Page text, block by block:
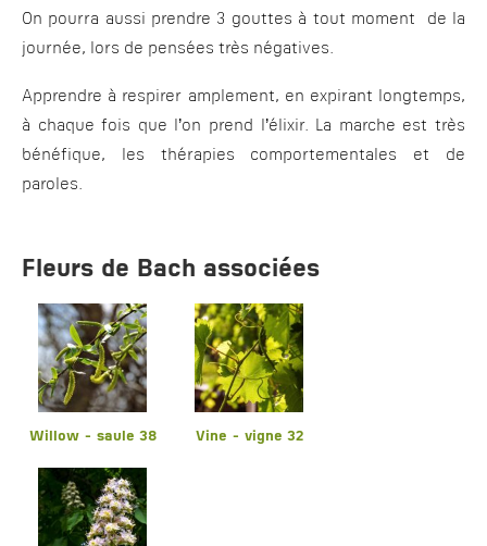
On pourra aussi prendre 3 gouttes à tout moment de la
journée, lors de pensées très négatives.
Apprendre à respirer amplement, en expirant longtemps,
à chaque fois que l’on prend l’élixir. La marche est très
bénéfique, les thérapies comportementales et de
paroles.
Fleurs de Bach associées
Willow - saule 38 Vine - vigne 32